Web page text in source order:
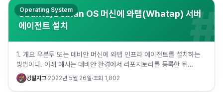
Ubuntu/Debian OS 머신에 와탭(Whatap) 서버
에이전트 설치
#
Operating System
1. 개요 우분투 또는 데비안 머신에 와탭 인프라 에이전트를 설치하는
방법이다. 아래 예시는 데비안 환경에서 리포지토리를 등록한 뒤
whatap-infra 패키지를 설치하고, 라이선스와 서버 정보를…
강철지그·2022년 5월 26일·조회 1,802